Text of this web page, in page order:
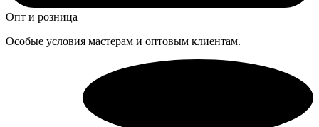
Опт и розница
Особые условия мастерам и оптовым клиентам.